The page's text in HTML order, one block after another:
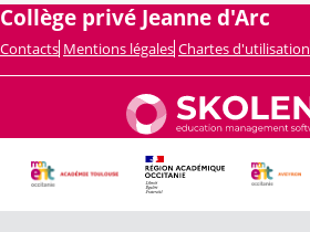
Collège privé Jeanne d'Arc
Contacts Mentions légales Chartes d'utilisation